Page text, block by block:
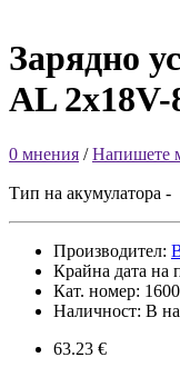
Зарядно
AL 2x18V-
0 мнения /Напишете
Тип на акумулатора -
Производител:
Крайна дата на
Кат. номер:
Наличност: В
63.23 €